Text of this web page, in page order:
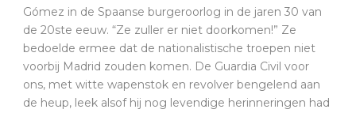
Gómez in de Spaanse burgeroorlog in de jaren 30 van
de 20ste eeuw. “Ze zuller er niet doorkomen!” Ze
bedoelde ermee dat de nationalistische troepen niet
voorbij Madrid zouden komen. De Guardia Civil voor
ons, met witte wapenstok en revolver bengelend aan
de heup, leek alsof hij nog levendige herinneringen had